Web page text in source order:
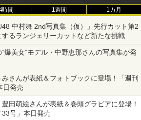
時間 1週間 1カ月
中村舞 2nd写真集（仮）」先行カット第2
るランジェリーカットなど新たな挑戦
“爆美女”モデル・中野恵那さんの写真集が発
みさんが表紙＆フォトブックに登場！「週刊
日発売
豊田萌絵さんが表紙＆巻頭グラビアに登場！
33号」本日発売